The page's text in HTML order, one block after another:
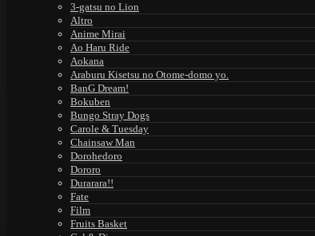
3-gatsu no Lion
Altro
Anime Mirai
Ao Haru Ride
Aokana
Araburu Kisetsu no Otome-domo yo.
BanG Dream!
Bokuben
Bungo Stray Dogs
Carole & Tuesday
Chainsaw Man
Dorohedoro
Dororo
Durarara!!
Fate
Film
Fruits Basket